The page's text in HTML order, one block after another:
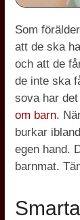
Som
att de ska
och att de
de inte ska
sova har
om barn.
burkar
egen hand.
barnmat.